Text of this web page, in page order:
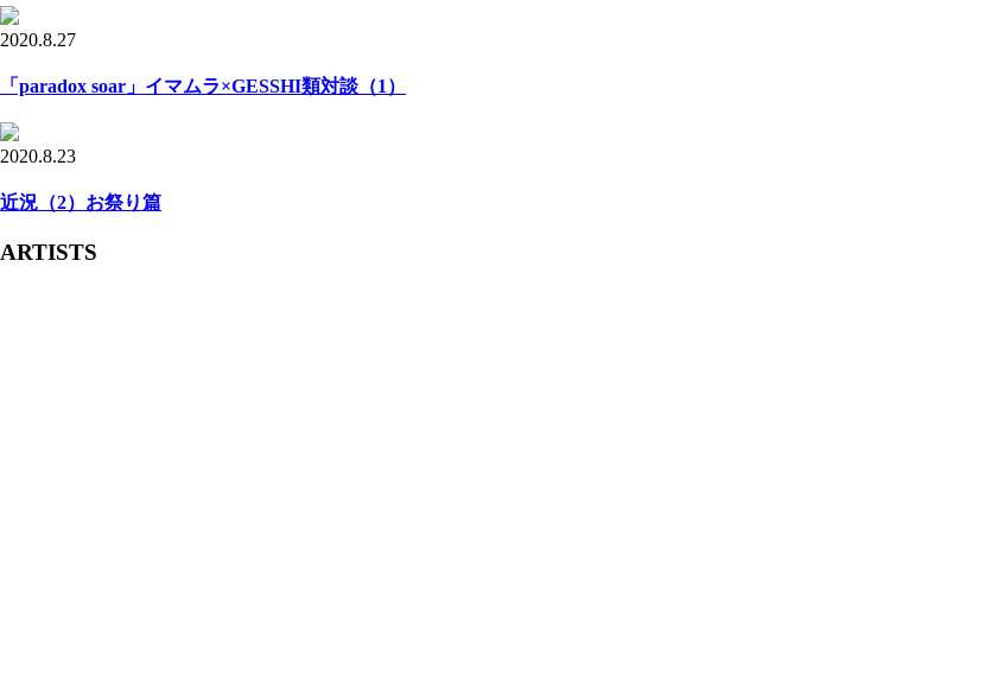
2020.8.27
「paradox soar」イマムラ×GESSHI類対談（1）
2020.8.23
近況（2）お祭り篇
ARTISTS